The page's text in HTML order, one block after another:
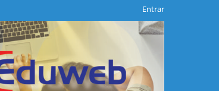
Entrar